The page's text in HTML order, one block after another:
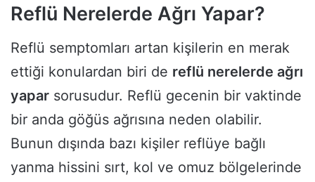
Reflü Nerelerde Ağrı Yapar?
Reflü semptomları artan kişilerin en merak
ettiği konulardan biri de reflü nerelerde ağrı
yapar sorusudur. Reflü gecenin bir vaktinde
bir anda göğüs ağrısına neden olabilir.
Bunun dışında bazı kişiler reflüye bağlı
yanma hissini sırt, kol ve omuz bölgelerinde